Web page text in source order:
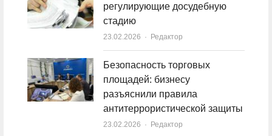
регулирующие досудебную
стадию
23.02.2026 Author
Редактор
Безопасность торговых
площадей: бизнесу
разъяснили правила
антитеррористической защиты
23.02.2026 Author
Редактор